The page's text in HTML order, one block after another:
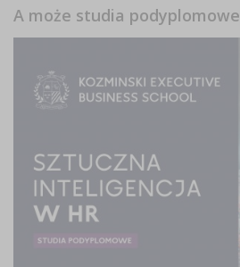
A może studia podyplomowe